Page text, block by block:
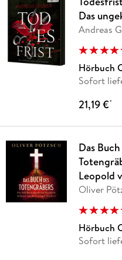
Das
Andreas
Hörbuch
Sofort
21,19 €*
Das
Leopold
Oliver
Hörbuch
Sofort